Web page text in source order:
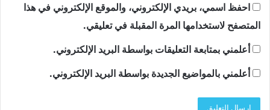
احفظ اسمي، بريدي الإلكتروني، والموقع الإلكتروني في هذا
المتصفح لاستخدامها المرة المقبلة في تعليقي.
أعلمني بمتابعة التعليقات بواسطة البريد الإلكتروني.
أعلمني بالمواضيع الجديدة بواسطة البريد الإلكتروني.